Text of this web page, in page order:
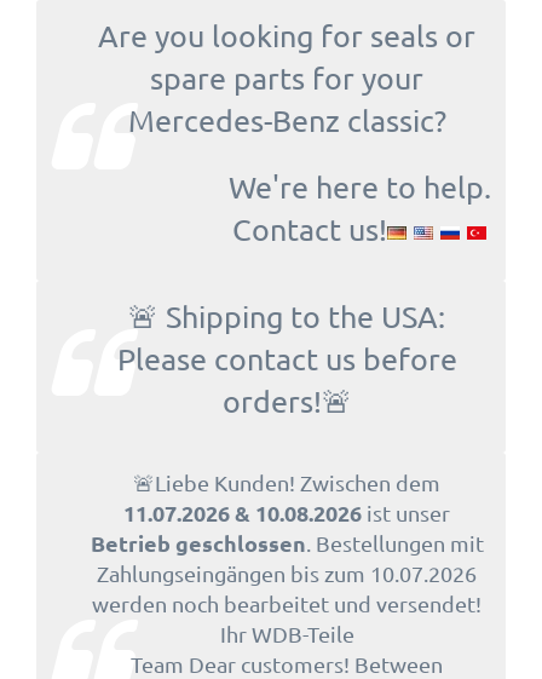
Are you looking for seals or
spare parts for your
Mercedes-Benz classic?
We're here to help.
Contact us!
🚨 Shipping to the USA:
Please contact us before
orders!🚨
🚨Liebe Kunden! Zwischen dem
11.07.2026 & 10.08.2026 ist unser
Betrieb geschlossen . Bestellungen mit
Zahlungseingängen bis zum 10.07.2026
werden noch bearbeitet und versendet!
Ihr WDB-Teile
Team Dear customers! Between